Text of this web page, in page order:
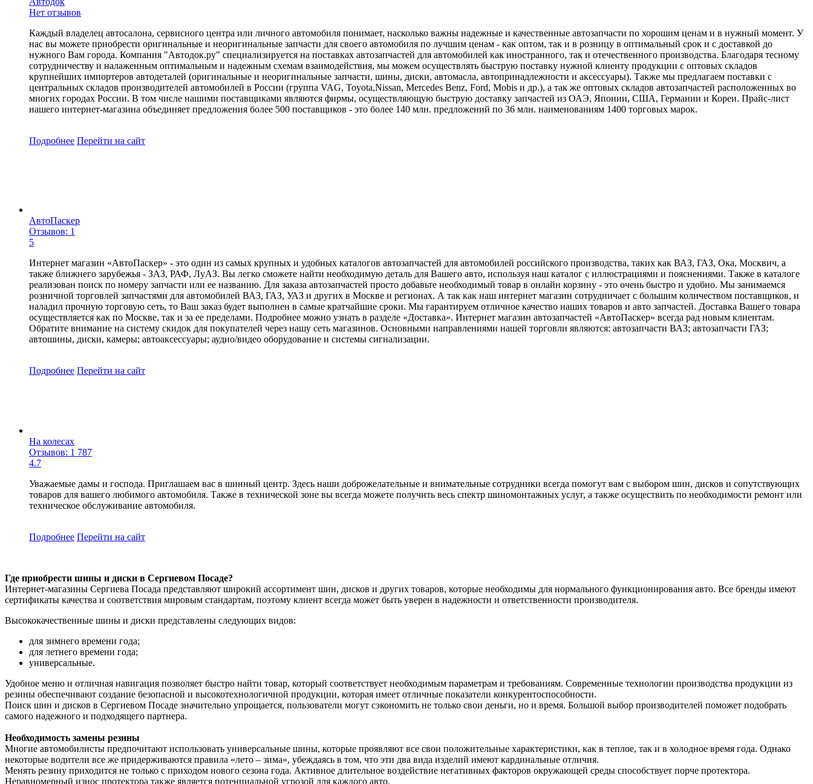
Нет отзывов
Каждый владелец автосалона, сервисного центра или личного автомобиля понимает, насколько важны надежные и качественные автозапчасти по хорошим ценам и в нужный момент. У
нас вы можете приобрести оригинальные и неоригинальные запчасти для своего автомобиля по лучшим ценам - как оптом, так и в розницу в оптимальный срок и с доставкой до
нужного Вам города. Компания "Автодок.ру" специализируется на поставках автозапчастей для автомобилей как иностранного, так и отечественного производства. Благодаря тесному
сотрудничеству и налаженным оптимальным и надежным схемам взаимодействия, мы можем осуществлять быструю поставку нужной клиенту продукции с оптовых складов
крупнейших импортеров автодеталей (оригинальные и неоригинальные запчасти, шины, диски, автомасла, автопринадлежности и аксессуары). Также мы предлагаем поставки с
центральных складов производителей автомобилей в России (группа VAG, Toyota,Nissan, Mercedes Benz, Ford, Mobis и др.), а так же оптовых складов автозапчастей расположенных во
многих городах России. В том числе нашими поставщиками являются фирмы, осуществляющую быструю доставку запчастей из ОАЭ, Японии, США, Германии и Кореи. Прайс-лист
нашего интернет-магазина объединяет предложения более 500 поставщиков - это более 140 млн. предложений по 36 млн. наименованиям 1400 торговых марок.
Подробнее Перейти на сайт
АвтоПаскер
Отзывов: 1
5
Интернет магазин «АвтоПаскер» - это один из самых крупных и удобных каталогов автозапчастей для автомобилей российского производства, таких как ВАЗ, ГАЗ, Ока, Москвич, а
также ближнего зарубежья - ЗАЗ, РАФ, ЛуАЗ. Вы легко сможете найти необходимую деталь для Вашего авто, используя наш каталог с иллюстрациями и пояснениями. Также в каталоге
реализован поиск по номеру запчасти или ее названию. Для заказа автозапчастей просто добавьте необходимый товар в онлайн корзину - это очень быстро и удобно. Мы занимаемся
розничной торговлей запчастями для автомобилей ВАЗ, ГАЗ, УАЗ и других в Москве и регионах. А так как наш интернет магазин сотрудничает с большим количеством поставщиков, и
наладил прочную торговую сеть, то Ваш заказ будет выполнен в самые кратчайшие сроки. Мы гарантируем отличное качество наших товаров и авто запчастей. Доставка Вашего товара
осуществляется как по Москве, так и за ее пределами. Подробнее можно узнать в разделе «Доставка». Интернет магазин автозапчастей «АвтоПаскер» всегда рад новым клиентам.
Обратите внимание на систему скидок для покупателей через нашу сеть магазинов. Основными направлениями нашей торговли являются: автозапчасти ВАЗ; автозапчасти ГАЗ;
автошины, диски, камеры; автоаксессуары; аудио/видео оборудование и системы сигнализации.
Подробнее Перейти на сайт
На колесах
Отзывов: 1 787
4.7
Уважаемые дамы и господа. Приглашаем вас в шинный центр. Здесь наши доброжелательные и внимательные сотрудники всегда помогут вам с выбором шин, дисков и сопутствующих
товаров для вашего любимого автомобиля. Также в технической зоне вы всегда можете получить весь спектр шиномонтажных услуг, а также осуществить по необходимости ремонт или
техническое обслуживание автомобиля.
Подробнее Перейти на сайт
Где приобрести шины и диски в Сергиевом Посаде?
Интернет-магазины Сергиева Посада представляют широкий ассортимент шин, дисков и других товаров, которые необходимы для нормального функционирования авто. Все бренды имеют
сертификаты качества и соответствия мировым стандартам, поэтому клиент всегда может быть уверен в надежности и ответственности производителя.
Высококачественные шины и диски представлены следующих видов:
для зимнего времени года;
для летнего времени года;
универсальные.
Удобное меню и отличная навигация позволяет быстро найти товар, который соответствует необходимым параметрам и требованиям. Современные технологии производства продукции из
резины обеспечивают создание безопасной и высокотехнологичной продукции, которая имеет отличные показатели конкурентоспособности.
Поиск шин и дисков в Сергиевом Посаде значительно упрощается, пользователи могут сэкономить не только свои деньги, но и время. Большой выбор производителей поможет подобрать
самого надежного и подходящего партнера.
Необходимость замены резины
Многие автомобилисты предпочитают использовать универсальные шины, которые проявляют все свои положительные характеристики, как в теплое, так и в холодное время года. Однако
некоторые водители все же придерживаются правила «лето – зима», убеждаясь в том, что эти два вида изделий имеют кардинальные отличия.
Менять резину приходится не только с приходом нового сезона года. Активное длительное воздействие негативных факторов окружающей среды способствует порче протектора.
Неравномерный износ протектора также является потенциальной угрозой для каждого авто.